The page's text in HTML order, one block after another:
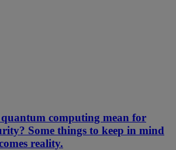
computing mean for
Some things to keep in mind
reality.